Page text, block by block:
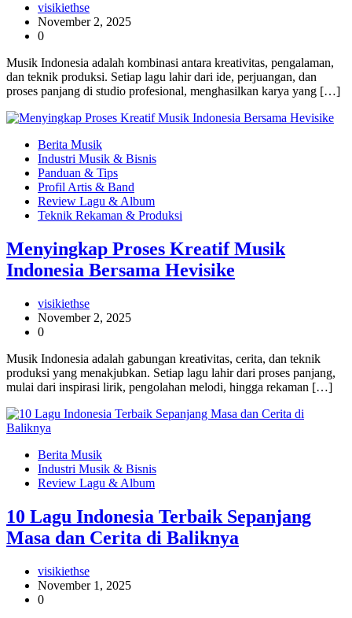
visikiethse
November 2, 2025
0
Musik Indonesia adalah kombinasi antara kreativitas, pengalaman,
dan teknik produksi. Setiap lagu lahir dari ide, perjuangan, dan
proses panjang di studio profesional, menghasilkan karya yang […]
Berita Musik
Industri Musik & Bisnis
Panduan & Tips
Profil Artis & Band
Review Lagu & Album
Teknik Rekaman & Produksi
Menyingkap Proses Kreatif Musik
Indonesia Bersama Hevisike
visikiethse
November 2, 2025
0
Musik Indonesia adalah gabungan kreativitas, cerita, dan teknik
produksi yang menakjubkan. Setiap lagu lahir dari proses panjang,
mulai dari inspirasi lirik, pengolahan melodi, hingga rekaman […]
Berita Musik
Industri Musik & Bisnis
Review Lagu & Album
10 Lagu Indonesia Terbaik Sepanjang
Masa dan Cerita di Baliknya
visikiethse
November 1, 2025
0